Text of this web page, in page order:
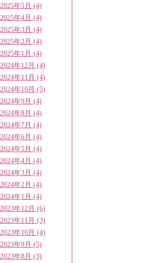
2025年5月 (4)
2025年4月 (4)
2025年3月 (4)
2025年2月 (4)
2025年1月 (4)
2024年12月 (4)
2024年11月 (4)
2024年10月 (5)
2024年9月 (4)
2024年8月 (4)
2024年7月 (4)
2024年6月 (4)
2024年5月 (4)
2024年4月 (4)
2024年3月 (4)
2024年2月 (4)
2024年1月 (4)
2023年12月 (6)
2023年11月 (3)
2023年10月 (4)
2023年9月 (5)
2023年8月 (3)